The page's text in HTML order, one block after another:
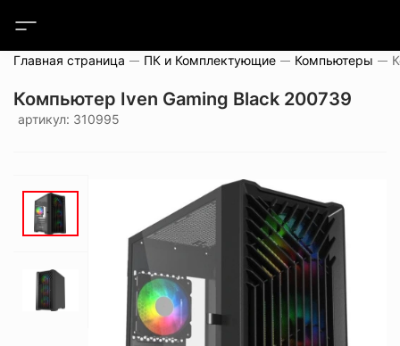
Главная страница ПК и Комплектующие Компьютеры
Компьютер Iven Gaming Black 200739
артикул: 310995